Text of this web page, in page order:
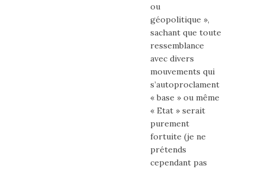
ou
géopolitique »,
sachant que toute
ressemblance
avec divers
mouvements qui
s’autoproclament
« base » ou même
« Etat » serait
purement
fortuite (je ne
prétends
cependant pas